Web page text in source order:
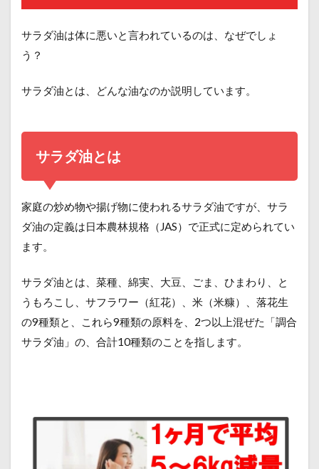
サラダ油は体に悪いと言われているのは、なぜでしょ
う？
サラダ油とは、どんな油なのか説明しています。
サラダ油とは
家庭の炒め物や揚げ物に使われるサラダ油ですが、サラ
ダ油の定義は日本農林規格（JAS）で正式に定められてい
ます。
サラダ油とは、菜種、綿実、大豆、ごま、ひまわり、と
うもろこし、サフラワー（紅花）、米（米糠）、落花生
の9種類と、これら9種類の原料を、2つ以上混ぜた「調合
サラダ油」の、合計10種類のことを指します。